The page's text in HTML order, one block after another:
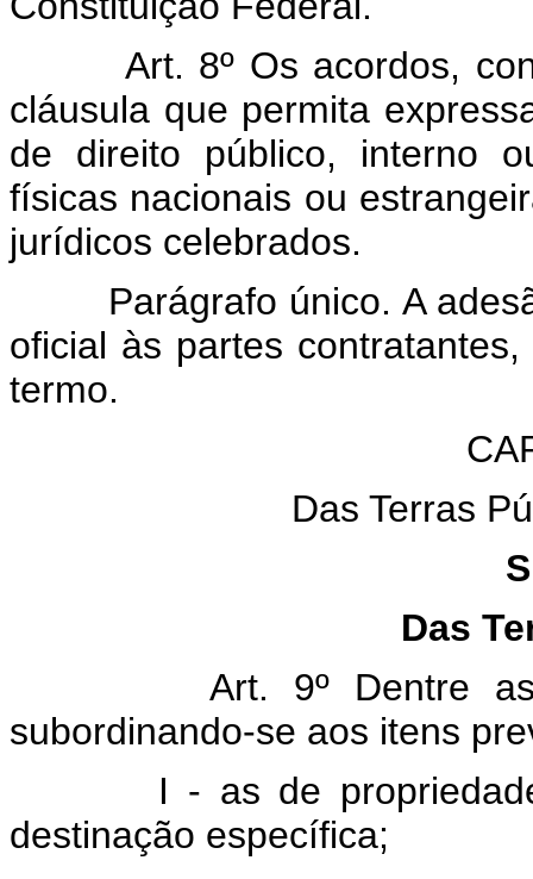
Art. 8º Os acordos,
cláusula que permita
de direito público, interno
físicas nacionais ou
jurídicos celebrados.
Parágrafo único. A
oficial às partes
termo.
Das Terras
Das
Art. 9º Dentre
subordinando-se aos itens
I - as de
destinação específica;